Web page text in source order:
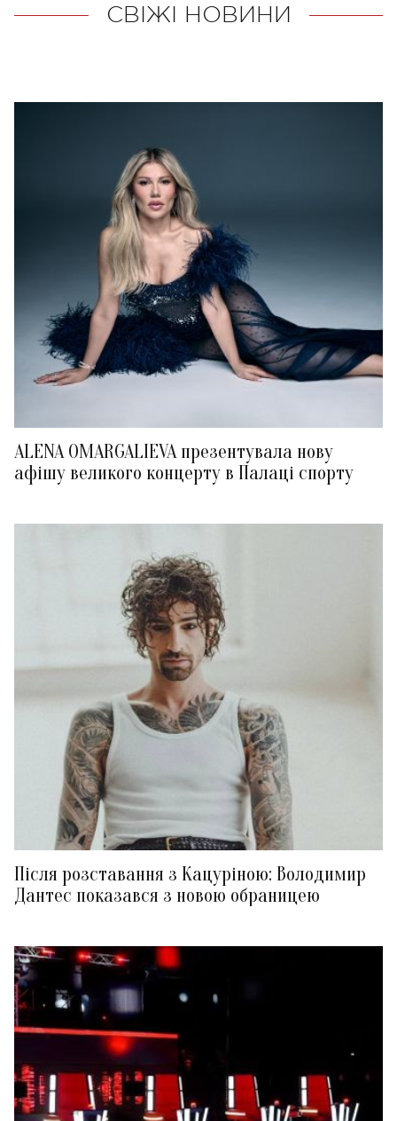
СВІЖІ НОВИНИ
ALENA OMARGALIEVA презентувала нову
афішу великого концерту в Палаці спорту
Після розставання з Кацуріною: Володимир
Дантес показався з новою обраницею